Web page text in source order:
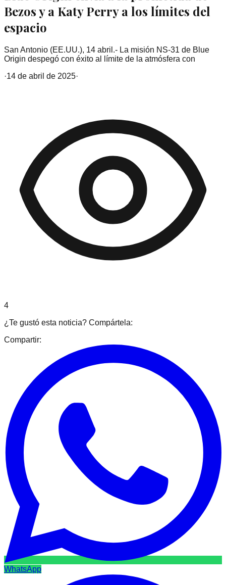
Bezos y a Katy Perry a los límites del
espacio
San Antonio (EE.UU.), 14 abril.- La misión NS-31 de Blue
Origin despegó con éxito al límite de la atmósfera con
·14 de abril de 2025·
4
¿Te gustó esta noticia? Compártela:
Compartir:
WhatsApp